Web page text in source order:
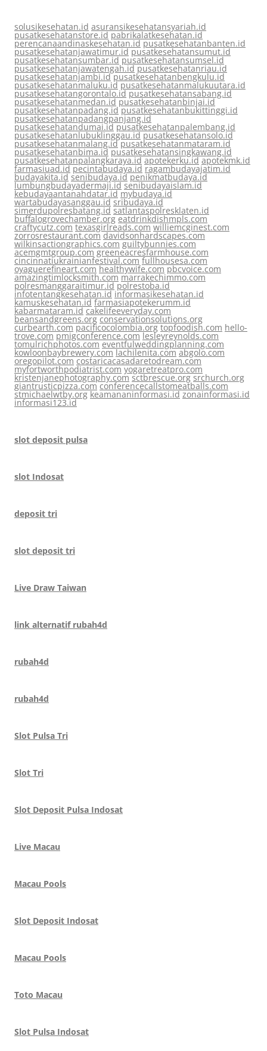
solusikesehatan.id asuransikesehatansyariah.id
pusatkesehatanstore.id pabrikalatkesehatan.id
perencanaandinaskesehatan.id pusatkesehatanbanten.id
pusatkesehatanjawatimur.id pusatkesehatansumut.id
pusatkesehatansumbar.id pusatkesehatansumsel.id
pusatkesehatanjawatengah.id pusatkesehatanriau.id
pusatkesehatanjambi.id pusatkesehatanbengkulu.id
pusatkesehatanmaluku.id pusatkesehatanmalukuutara.id
pusatkesehatangorontalo.id pusatkesehatansabang.id
pusatkesehatanmedan.id pusatkesehatanbinjai.id
pusatkesehatanpadang.id pusatkesehatanbukittinggi.id
pusatkesehatanpadangpanjang.id
pusatkesehatandumai.id pusatkesehatanpalembang.id
pusatkesehatanlubuklinggau.id pusatkesehatansolo.id
pusatkesehatanmalang.id pusatkesehatanmataram.id
pusatkesehatanbima.id pusatkesehatansingkawang.id
pusatkesehatanpalangkaraya.id apotekerku.id apotekmk.id
farmasiuad.id pecintabudaya.id ragambudayajatim.id
budayakita.id senibudaya.id penikmatbudaya.id
lumbungbudayadermaji.id senibudayaislam.id
kebudayaantanahdatar.id mybudaya.id
wartabudayasanggau.id sribudaya.id
simerdupolresbatang.id satlantaspolresklaten.id
buffalogrovechamber.org eatdrinkdishmpls.com
craftycutz.com texasgirlreads.com williemcginest.com
zorrosrestaurant.com davidsonhardscapes.com
wilkinsactiongraphics.com guiltybunnies.com
acemgmtgroup.com greeneacresfarmhouse.com
cincinnatiukrainianfestival.com fullhousesa.com
oyaguerefineart.com healthywife.com pbcvoice.com
amazingtimlocksmith.com marrakechimmo.com
polresmanggaraitimur.id polrestoba.id
infotentangkesehatan.id informasikesehatan.id
kamuskesehatan.id farmasiapotekerumm.id
kabarmataram.id cakelifeeveryday.com
beansandgreens.org conservationsolutions.org
curbearth.com pacificocolombia.org topfoodish.com hello-
trove.com pmigconference.com lesleyreynolds.com
tomulrichphotos.com eventfulweddingplanning.com
kowloonbaybrewery.com lachilenita.com abgolo.com
oregopilot.com costaricacasadaretodream.com
myfortworthpodiatrist.com yogaretreatpro.com
kristenjanephotography.com sctbrescue.org srchurch.org
giantrusticpizza.com conferencecallstomeatballs.com
stmichaelwtby.org keamananinformasi.id zonainformasi.id
informasi123.id
slot deposit pulsa
slot Indosat
deposit tri
slot deposit tri
Live Draw Taiwan
link alternatif rubah4d
rubah4d
rubah4d
Slot Pulsa Tri
Slot Tri
Slot Deposit Pulsa Indosat
Live Macau
Macau Pools
Slot Deposit Indosat
Macau Pools
Toto Macau
Slot Pulsa Indosat